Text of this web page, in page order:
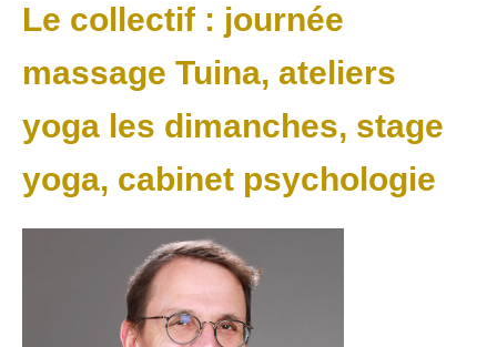
Le collectif : journée
massage Tuina, ateliers
yoga les dimanches, stage
yoga, cabinet psychologie